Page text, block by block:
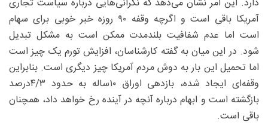
آمریکا باقی است و اگرچه وقفه ۹۰ روزه خبر خوبی برای سهام
است اما عدم شفافیت بلندمدت ممکن است به مشکل تبدیل
شود. در این میان به گفته کارشناسان، افزایش تورم یک چیز است
اما تحمیل این بار به دوش مردم آمریکا چیز دیگری است. بنابراین
وقفه‌ای ایجاد شده، بازدهی اوراق ۱۰ساله به حدود ۳/‏۴‌درصد
بازگشته است و ابهام درباره آنچه در آینده رخ خواهد داد، همچنان
باقی است.